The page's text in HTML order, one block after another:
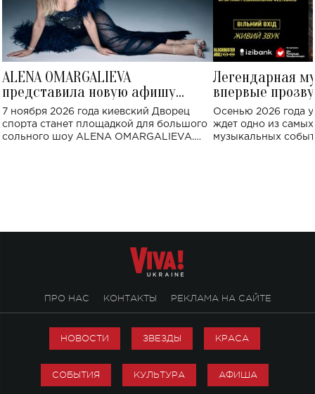
ALENA OMARGALIEVA
представила новую афишу
большого концерта во Дворце
спорта
7 ноября 2026 года киевский Дворец
спорта станет площадкой для большого
сольного шоу ALENA OMARGALIEVA.
Легендарная
впервые
Украине: где
Осенью 2026 года
ждет одно из
музыкальных
ПРО НАС КОНТАКТЫ РЕКЛАМА НА САЙТЕ
НОВОСТИ ЗВЕЗДЫ КРАСА
СОБЫТИЯ КУЛЬТУРА АФИША